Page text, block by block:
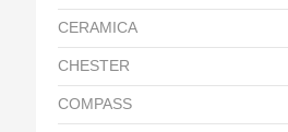
CERAMICA
CHESTER
COMPASS